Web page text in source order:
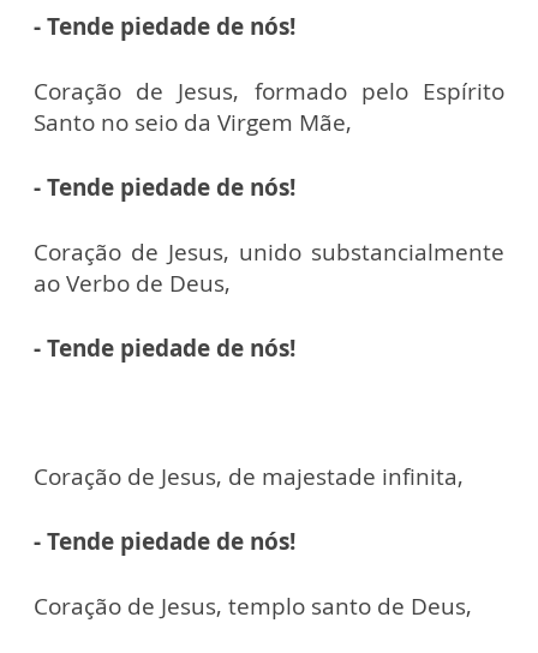
- Tende piedade de nós!
Coração de Jesus, formado pelo Espírito
Santo no seio da Virgem Mãe,
- Tende piedade de nós!
Coração de Jesus, unido substancialmente
ao Verbo de Deus,
- Tende piedade de nós!
Coração de Jesus, de majestade infinita,
- Tende piedade de nós!
Coração de Jesus, templo santo de Deus,